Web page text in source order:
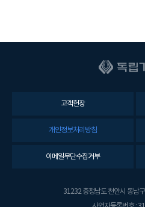
고객헌장
개인정보처리방침
이메일무단수집거부
31232 충청남도 천안시 동남